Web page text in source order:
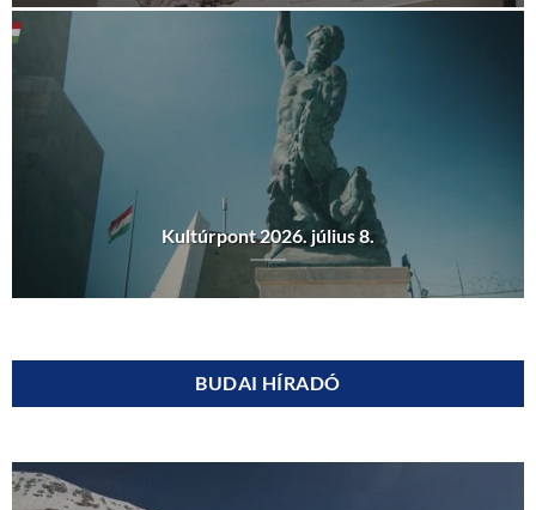
Kultúrpont 2026. július 8.
BUDAI HÍRADÓ